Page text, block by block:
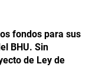
fondos para sus
BHU. Sin
de Ley de